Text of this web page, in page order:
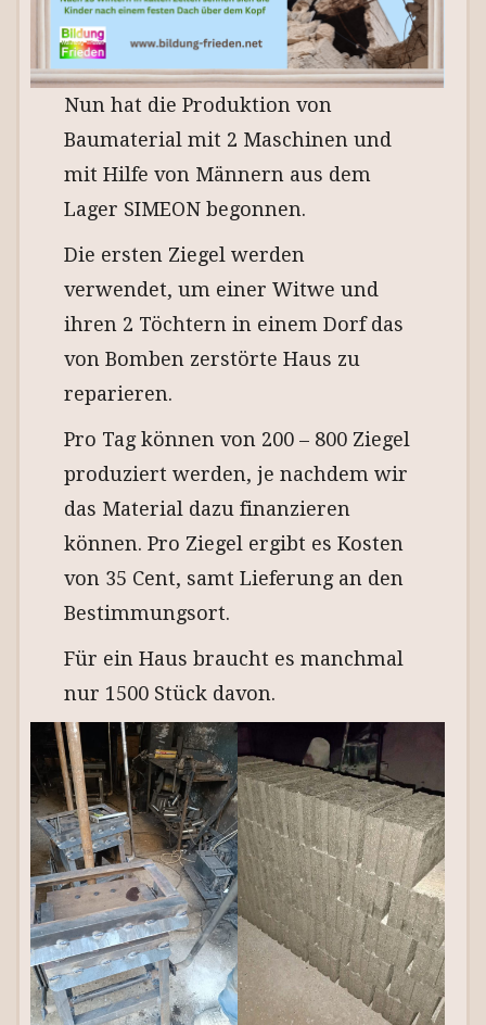
Nun hat die Produktion von
Baumaterial mit 2 Maschinen und
mit Hilfe von Männern aus dem
Lager SIMEON begonnen.
Die ersten Ziegel werden
verwendet, um einer Witwe und
ihren 2 Töchtern in einem Dorf das
von Bomben zerstörte Haus zu
reparieren.
Pro Tag können von 200 – 800 Ziegel
produziert werden, je nachdem wir
das Material dazu finanzieren
können. Pro Ziegel ergibt es Kosten
von 35 Cent, samt Lieferung an den
Bestimmungsort.
Für ein Haus braucht es manchmal
nur 1500 Stück davon.